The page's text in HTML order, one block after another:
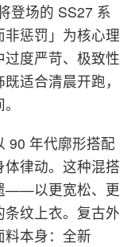
登场的 SS27 系
惩罚」为核心理
度严苛、极致性
适合清晨开跑，
90 年代廓形搭配
律动。这种混搭
——以更宽松、更
纹上衣。复古外
本身：全新